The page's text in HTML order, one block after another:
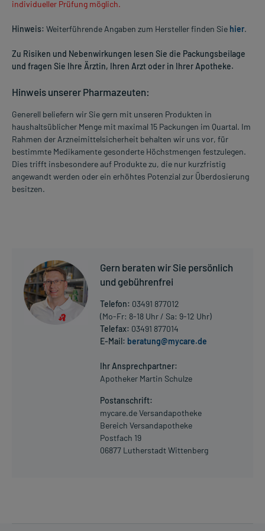
individueller Prüfung möglich.
Hinweis: Weiterführende Angaben zum Hersteller finden Sie hier.
Zu Risiken und Nebenwirkungen lesen Sie die Packungsbeilage
und fragen Sie Ihre Ärztin, Ihren Arzt oder in Ihrer Apotheke.
Hinweis unserer Pharmazeuten:
Generell beliefern wir Sie gern mit unseren Produkten in
haushaltsüblicher Menge mit maximal 15 Packungen im Quartal. Im
Rahmen der Arzneimittelsicherheit behalten wir uns vor, für
bestimmte Medikamente gesonderte Höchstmengen festzulegen.
Dies trifft insbesondere auf Produkte zu, die nur kurzfristig
angewandt werden oder ein erhöhtes Potenzial zur Überdosierung
besitzen.
Gern beraten wir Sie persönlich
und gebührenfrei
Telefon: 03491 877012
(Mo-Fr: 8-18 Uhr / Sa: 9-12 Uhr)
Telefax: 03491 877014
E-Mail: beratung@mycare.de
Ihr Ansprechpartner:
Apotheker Martin Schulze
Postanschrift:
mycare.de Versandapotheke
Bereich Versandapotheke
Postfach 19
06877 Lutherstadt Wittenberg